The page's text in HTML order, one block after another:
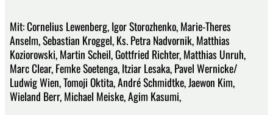
Mit: Cornelius Lewenberg, Igor Storozhenko, Marie-Theres
Anselm, Sebastian Kroggel, Ks. Petra Nadvornik, Matthias
Koziorowski, Martin Scheil, Gottfried Richter, Matthias Unruh,
Marc Clear, Femke Soetenga, Itziar Lesaka, Pavel Wernicke/
Ludwig Wien, Tomoji Oktita, André Schmidtke, Jaewon Kim,
Wieland Berr, Michael Meiske, Agim Kasumi,